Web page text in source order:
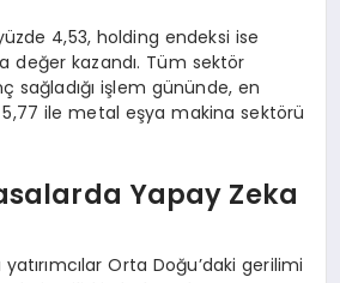
4,53, holding endeksi ise
değer kazandı. Tüm sektör
sağladığı işlem gününde, en
5,77 ile metal eşya makina sektörü
Yapay Zeka
Orta Doğu’daki gerilimi